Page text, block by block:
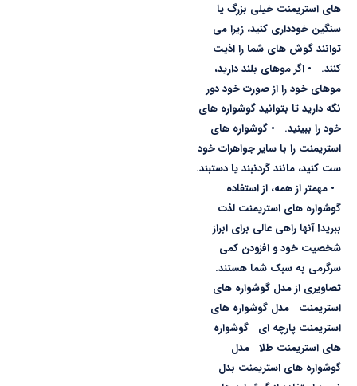
های استریمنت خیلی بزرگ یا
سنگین خودداری کنید، زیرا می
توانند گوش های شما را اذیت
کنند. • اگر موهای بلند دارید،
موهای خود را از صورت خود دور
نگه دارید تا بتوانید گوشواره های
خود را ببینید. • گوشواره های
استریمنت را با سایر جواهرات خود
ست کنید، مانند گردنبند یا دستبند.
• مهمتر از همه، از استفاده
گوشواره های استریمنت لذت
ببرید! آنها راهی عالی برای ابراز
شخصیت خود و افزودن کمی
سرگرمی به سبک شما هستند.
تصاویری از مدل گوشواره های
استریمنت مدل گوشواره های
استریمنت پارچه ای گوشواره
های استریمنت طلا مدل
گوشواره های استریمنت بدل